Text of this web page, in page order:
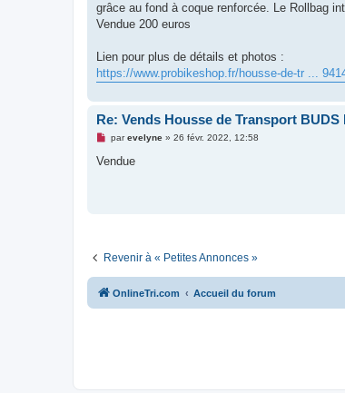
n
o
u
grâce au fond à coque renforcée. Le Rollbag
Vendue 200 euros
Lien pour plus de détails et photos :
https://www.probikeshop.fr/housse-de-tr ...
Re: Vends Housse de Transport
M
s
u
parevelyne» 26 févr. 2022, 12:58
Vendue
Revenir à « Petites Annonces »
OnlineTri.com Accueil du forum